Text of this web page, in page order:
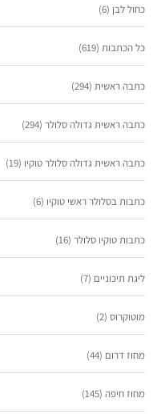
כחול לבן (6)
כל הכתבות (619)
כתבה ראשית (294)
כתבה ראשית גדולה סלולר (294)
כתבה ראשית גדולה סלולר טוקיו (19)
כתבות בסלולר ראשי טוקיו (6)
כתבות טוקיו סלולר (16)
ליגת תיכוניים (7)
מוטוקרוס (2)
מחוז דרום (44)
מחוז חיפה (145)